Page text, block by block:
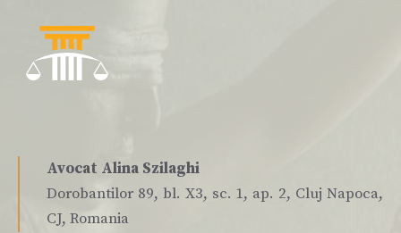
Avocat Alina Szilaghi
Dorobantilor 89, bl. X3, sc. 1, ap. 2, Cluj Napoca,
CJ, Romania